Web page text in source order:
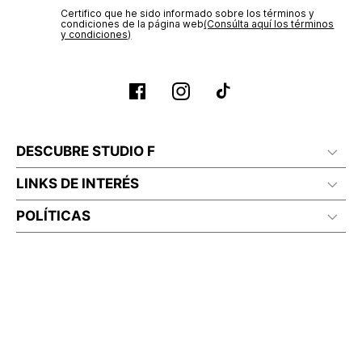
Certifico que he sido informado sobre los términos y
condiciones de la página web‎(Consúlta aquí los términos
y condiciones)
DESCUBRE STUDIO F
LINKS DE INTERÉS
POLÍTICAS